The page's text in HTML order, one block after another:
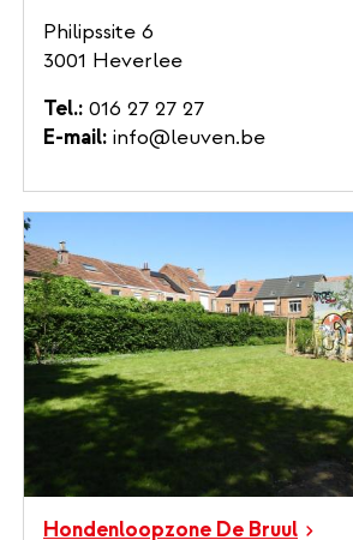
Philipssite 6
3001 Heverlee
Tel. 016 27 27 27
E-mail info@leuven.be
Hondenloopzone De Bruul